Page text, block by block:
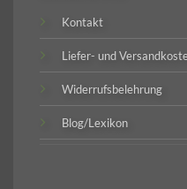
Kontakt
Liefer- und
Widerrufsbelehrung
Blog/Lexikon